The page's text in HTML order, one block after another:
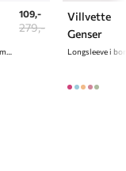
Skjønn babybukse i myk bomullskvalitet
109,-
279,-
Villvette
Genser
Longsleeve i